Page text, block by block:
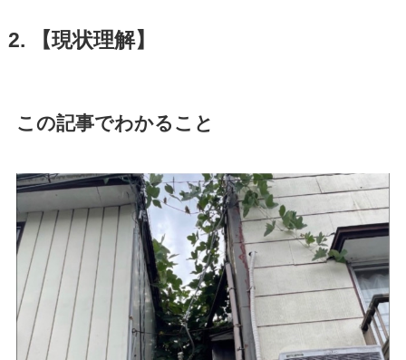
2. 【現状理解】
この記事でわかること